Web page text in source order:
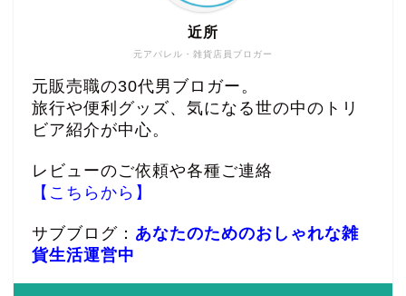
元アパレル・雑貨店員ブロガー
近所
元販売職の30代男ブロガー。
旅行や便利グッズ、気になる世の中のトリ
ビア紹介が中心。
レビューのご依頼や各種ご連絡
【こちらから】
サブブログ： あなたのためのおしゃれな雑
貨生活運営中